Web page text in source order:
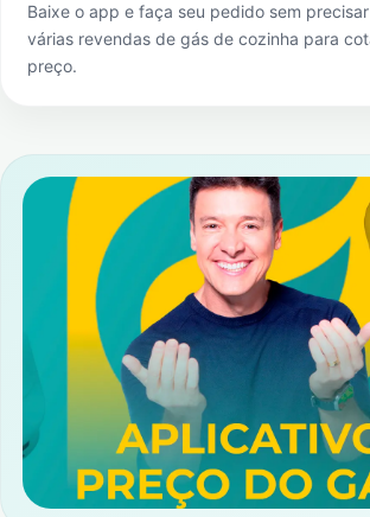
Baixe o app e faça seu pedido sem
várias revendas de gás de cozinha para
preço.